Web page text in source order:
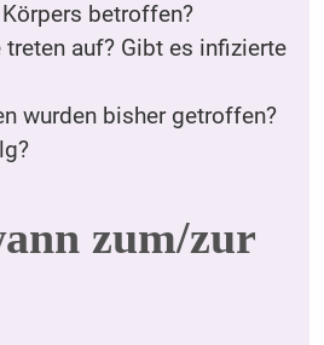
betroffen?
auf? Gibt es infizierte
wurden bisher getroffen?
zum/zur